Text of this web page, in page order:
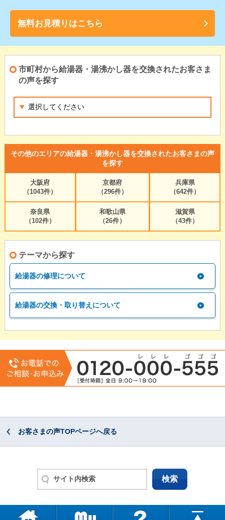
無料お見積りはこちら
市町村から給湯器・湯沸かし器を交換されたお客さま
の声を探す
その他のエリアの給湯器・湯沸かし器を交換されたお客さまの声
を探す
大阪府
（1043件）
京都府
（296件）
兵庫県
（642件）
奈良県
（102件）
和歌山県
（26件）
滋賀県
（43件）
テーマから探す
給湯器の修理について
給湯器の交換・取り替えについて
お客さまの声TOPページへ戻る